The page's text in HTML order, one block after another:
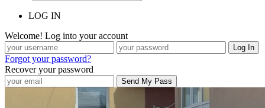
LOG IN
Welcome! Log into your account
Forgot your password?
Recover your password